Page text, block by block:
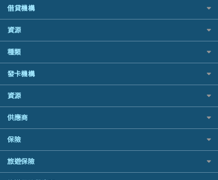
私人貸款比較
稅季/稅務貸款
網上貸款
結餘轉戶(清卡數貸款)
銀行貸款
財務公司貸款
免TU貸款
急借錢
業主貸款
汽車貸款
緊急貸款比較
最佳小額貸款比較
借貸機構
BEA 東亞銀行
BOC 中國銀行
Cashing Pro 優尚信貸
CCB(Asia) 中國建設銀行 (亞洲)
Citibank 花旗銀行
CNCBI 信銀國際
DBS 星展銀行
DSB 大新銀行
Fubon 富邦銀行
HK Finance 香港信貸
HSBC 滙豐銀行貸款
資源
如何申請個人貸款
如何管理個人貸款
個人貸款有用資訊
清卡數貸款教學
循環貸款教學
個人化貸款產品推介 🔥全新
供樓利息扣稅
最佳貸款app
種類
網購優惠
精選外幣網購信用卡
尊尚信用卡
公司信用卡
電子錢包信用卡
日本遊信用卡攻略
台灣遊信用卡攻略
機場貴賓室信用卡
發卡機構
Citibank花旗銀行
AE美國運通
DBS星展銀行
HSBC滙豐銀行
Mox
信銀國際
資源
Black Friday優惠
淘寶付款方式
一田購物優惠日
SOGO感謝祭
HKTVmall優惠碼
交稅優惠
供應商
八達通自動增值信用卡
保險
旅遊保險
汽車保險
旅遊保險